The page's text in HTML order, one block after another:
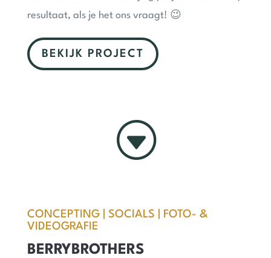
resultaat, als je het ons vraagt! 😉
BEKIJK PROJECT
G
CONCEPTING | SOCIALS | FOTO- &
VIDEOGRAFIE
BERRYBROTHERS